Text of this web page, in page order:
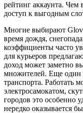
рейтинг аккаунта.
доступ к выгодным
Многие выбирают
время дождя,
коэффициенты часто
для курьеров
доход может заметно
множителей. Еще один
транспорта. Работать
электросамокатом,
городов это особенно
нередко оказывается